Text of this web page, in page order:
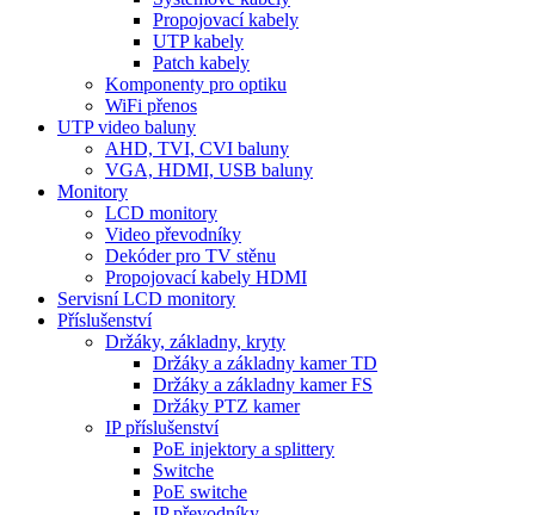
Propojovací kabely
UTP kabely
Patch kabely
Komponenty pro optiku
WiFi přenos
UTP video baluny
AHD, TVI, CVI baluny
VGA, HDMI, USB baluny
Monitory
LCD monitory
Video převodníky
Dekóder pro TV stěnu
Propojovací kabely HDMI
Servisní LCD monitory
Příslušenství
Držáky, základny, kryty
Držáky a základny kamer TD
Držáky a základny kamer FS
Držáky PTZ kamer
IP příslušenství
PoE injektory a splittery
Switche
PoE switche